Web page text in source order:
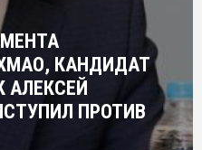
КАНДИДАТ
АЛЕКСЕЙ
ПРОТИВ